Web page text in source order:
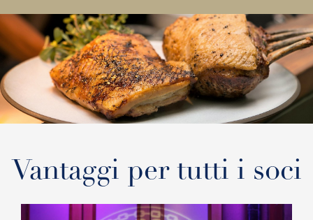
Vantaggi per tutti i soci